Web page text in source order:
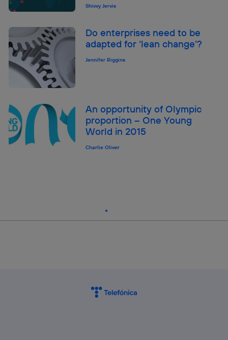
Shivvy Jervis
Do enterprises need to be
adapted for ‘lean change’?
Jennifer Riggins
An opportunity of Olympic
proportion – One Young
World in 2015
Charlie Oliver